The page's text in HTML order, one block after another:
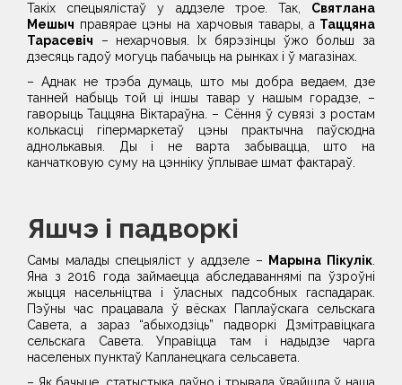
Такіх спецыялістаў у аддзеле трое. Так, Святлана
Мешыч правярае цэны на харчовыя тавары, аТаццяна
Тарасевіч – нехарчовыя. Іх бярэзінцы ўжо больш за
дзесяць гадоў могуць пабачыць на рынках і ў магазінах.
– Аднак не трэба думаць, што мы добра ведаем, дзе
танней набыць той ці іншы тавар у нашым горадзе, –
гаворыць Таццяна Віктараўна. – Сёння ў сувязі з ростам
колькасці гіпермаркетаў цэны практычна паўсюдна
аднолькавыя. Ды і не варта забывацца, што на
канчатковую суму на цэнніку ўплывае шмат фактараў.
Яшчэ і падворкі
Самы малады спецыяліст у аддзеле – Марына Пікулік.
Яна з 2016 года займаецца абследаваннямі па ўзроўні
жыцця насельніцтва і ўласных падсобных гаспадарак.
Пэўны час працавала ў вёсках Паплаўскага сельскага
Савета, а зараз “абыходзіць” падворкі Дзмітравіцкага
сельскага Савета. Управіцца там і надыдзе чарга
населеных пунктаў Капланецкага сельсавета.